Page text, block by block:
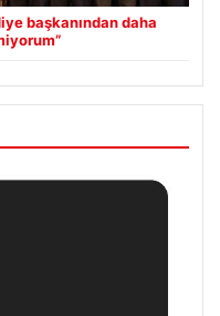
başkanından daha